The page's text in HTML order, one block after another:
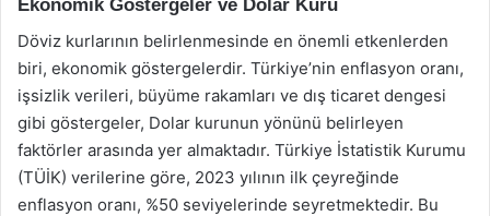
Ekonomik Göstergeler ve Dolar Kuru
Döviz kurlarının belirlenmesinde en önemli etkenlerden
biri, ekonomik göstergelerdir. Türkiye’nin enflasyon oranı,
işsizlik verileri, büyüme rakamları ve dış ticaret dengesi
gibi göstergeler, Dolar kurunun yönünü belirleyen
faktörler arasında yer almaktadır. Türkiye İstatistik Kurumu
(TÜİK) verilerine göre, 2023 yılının ilk çeyreğinde
enflasyon oranı, %50 seviyelerinde seyretmektedir. Bu